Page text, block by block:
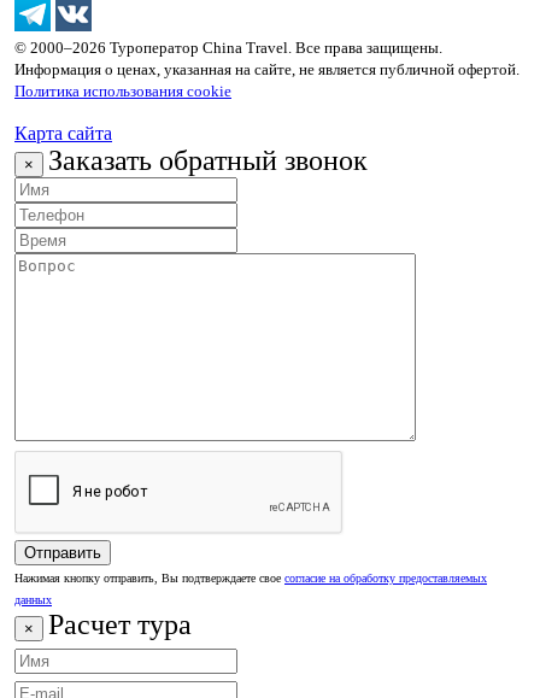
© 2000–2026 Туроператор China Travel. Все права защищены.
Информация о ценах, указанная на сайте, не является публичной офертой.
Политика использования cookie
Карта сайта
× Заказать обратный звонок
Нажимая кнопку отправить, Вы подтверждаете свое согласие на обработку предоставляемых
данных
× Расчет тура